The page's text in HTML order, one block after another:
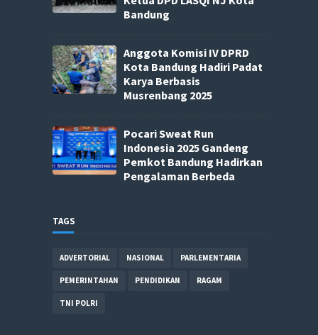
Bandung
Anggota Komisi IV DPRD
Kota Bandung Hadiri Padat
Karya Berbasis
Musrenbang 2025
Pocari Sweat Run
Indonesia 2025 Gandeng
Pemkot Bandung Hadirkan
Pengalaman Berbeda
TAGS
ADVERTORIAL NASIONAL PARLEMENTARIA
PEMERINTAHAN PENDIDIKAN RAGAM
TNI POLRI